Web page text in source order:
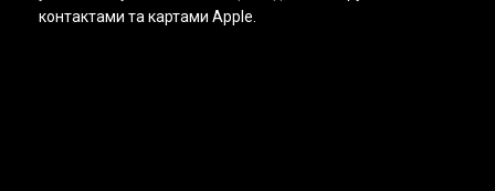
контактами та картами Apple.